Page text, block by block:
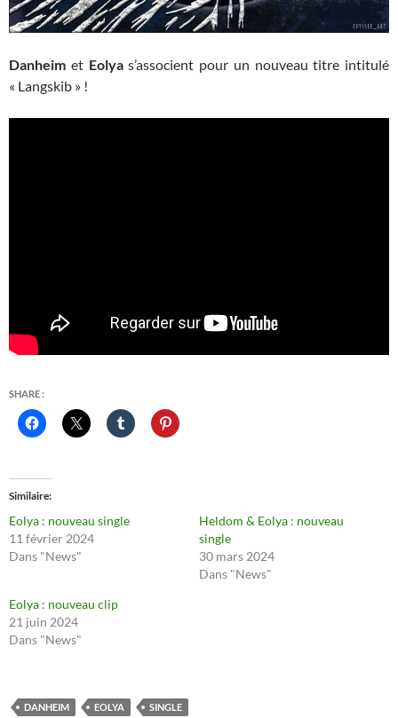
Danheim et Eolyas’associent pour un nouveau titre intitulé
« Langskib » !
SHARE :
Similaire
Eolya : nouveau single
11 février 2024
Dans "News"
Heldom & Eolya : nouveau
single
30 mars 2024
Dans "News"
Eolya : nouveau clip
21 juin 2024
Dans "News"
DANHEIM EOLYA SINGLE